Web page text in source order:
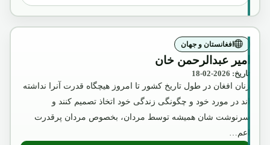
افغانستان و جهان
امیر عبدالرحمن خان
تاریخ: 2026-02-18
زنان افغان در طول تاریخ کشور تا امروز هیچگاه قدرت آنرا نداشته
اند در مورد خود و چگونگی زندگی خود اتخاذ تصمیم کنند و
سرنوشت شان همیشه توسط مردان، بخصوص مردان پرقدرت
اعم…